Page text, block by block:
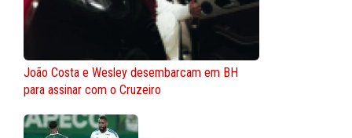
João Costa e Wesley desembarcam em BH
para assinar com o Cruzeiro